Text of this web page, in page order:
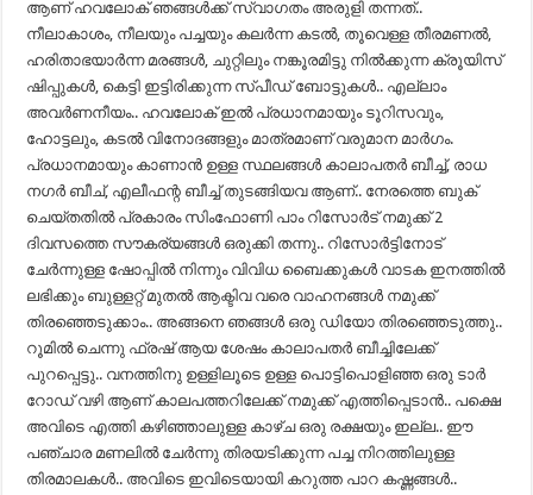
ആണ് ഹവലോക് ഞങ്ങൾക്ക് സ്വാഗതം അരുളി തന്നത്..
നീലാകാശം, നീലയും പച്ചയും കലർന്ന കടൽ, തൂവെള്ള തീരമണൽ,
ഹരിതാഭയാർന്ന മരങ്ങൾ, ചുറ്റിലും നങ്കൂരമിട്ടു നിൽക്കുന്ന ക്രൂയിസ്
ഷിപ്പുകൾ, കെട്ടി ഇട്ടിരിക്കുന്ന സ്പീഡ് ബോട്ടുകൾ.. എല്ലാം
അവർണനീയം.. ഹവലോക് ഇൽ പ്രധാനമായും ടൂറിസവും,
ഹോട്ടലും, കടൽ വിനോദങ്ങളും മാത്രമാണ് വരുമാന മാർഗം.
പ്രധാനമായും കാണാൻ ഉള്ള സ്ഥലങ്ങൾ കാലാപതർ ബീച്ച്, രാധ
നഗർ ബീച്, എലീഫന്റ ബീച്ച് തുടങ്ങിയവ ആണ്.. നേരത്തെ ബുക്
ചെയ്തതിൽ പ്രകാരം സിംഫോണി പാം റിസോർട് നമുക്ക് 2
ദിവസത്തെ സൗകര്യങ്ങൾ ഒരുക്കി തന്നു.. റിസോർട്ടിനോട്
ചേർന്നുള്ള ഷോപ്പിൽ നിന്നും വിവിധ ബൈക്കുകൾ വാടക ഇനത്തിൽ
ലഭിക്കും ബുള്ളറ്റ് മുതൽ ആക്ടിവ വരെ വാഹനങ്ങൾ നമുക്ക്
തിരഞ്ഞെടുക്കാം.. അങ്ങനെ ഞങ്ങൾ ഒരു ഡിയോ തിരഞ്ഞെടുത്തു..
റൂമിൽ ചെന്നു ഫ്രഷ് ആയ ശേഷം കാലാപതർ ബീച്ചിലേക്ക്
പുറപ്പെട്ടു.. വനത്തിനു ഉള്ളിലൂടെ ഉള്ള പൊട്ടിപൊളിഞ്ഞ ഒരു ടാർ
റോഡ് വഴി ആണ് കാലപത്തറിലേക്ക് നമുക്ക് എത്തിപ്പെടാൻ.. പക്ഷെ
അവിടെ എത്തി കഴിഞ്ഞാലുള്ള കാഴ്ച ഒരു രക്ഷയും ഇല്ല.. ഈ
പഞ്ചാര മണലിൽ ചേർന്നു തിരയടിക്കുന്ന പച്ച നിറത്തിലുള്ള
തിരമാലകൾ.. അവിടെ ഇവിടെയായി കറുത്ത പാറ കഷ്ണങ്ങൾ..